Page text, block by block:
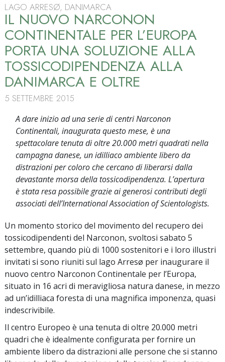
LAGO ARRESØ, DANIMARCA
IL NUOVO NARCONON
CONTINENTALE PER L’EUROPA
PORTA UNA SOLUZIONE ALLA
TOSSICODIPENDENZA ALLA
DANIMARCA E OLTRE
5 SETTEMBRE 2015
A dare inizio ad una serie di centri Narconon
Continentali, inaugurata questo mese, è una
spettacolare tenuta di oltre 20.000 metri quadrati nella
campagna danese, un idilliaco ambiente libero da
distrazioni per coloro che cercano di liberarsi dalla
devastante morsa della tossicodipendenza. L’apertura
è stata resa possibile grazie ai generosi contributi degli
associati dell’International Association of Scientologists.
Un momento storico del movimento del recupero dei
tossicodipendenti del Narconon, svoltosi sabato 5
settembre, quando più di 1000 sostenitori e i loro illustri
invitati si sono riuniti sul lago Arresø per inaugurare il
nuovo centro Narconon Continentale per l’Europa,
situato in 16 acri di meravigliosa natura danese, in mezzo
ad un’idilliaca foresta di una magnifica imponenza, quasi
indescrivibile.
Il centro Europeo è una tenuta di oltre 20.000 metri
quadri che è idealmente configurata per fornire un
ambiente libero da distrazioni alle persone che si stanno